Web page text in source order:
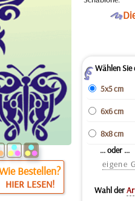
Bestellen?
HIER LESEN!
O
ZWählen Sie
5x5 cm
6x6 cm
8x8 cm
... oder ...
eigene
Wahl der